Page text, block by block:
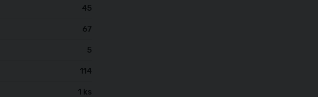
45
67
5
114
1 ks